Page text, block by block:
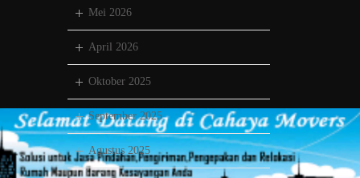
Mei 2026
April 2026
Oktober 2025
September 2025
Agustus 2025